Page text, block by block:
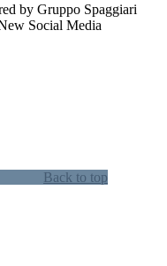
by Gruppo Spaggiari
Social Media
Back to top